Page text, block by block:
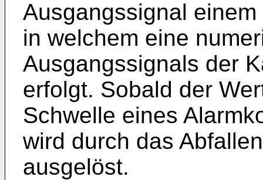
Ausgangssignal
in welchem eine
Ausgangssignals der
erfolgt. Sobald der
Schwelle eines
wird durch das
ausgelöst.